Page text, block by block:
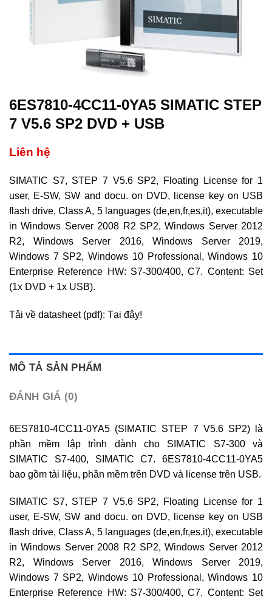
6ES7810-4CC11-0YA5 SIMATIC STEP
7 V5.6 SP2 DVD + USB
Liên hệ
SIMATIC S7, STEP 7 V5.6 SP2, Floating License for 1
user, E-SW, SW and docu. on DVD, license key on USB
flash drive, Class A, 5 languages (de,en,fr,es,it), executable
in Windows Server 2008 R2 SP2, Windows Server 2012
R2, Windows Server 2016, Windows Server 2019,
Windows 7 SP2, Windows 10 Professional, Windows 10
Enterprise Reference HW: S7-300/400, C7. Content: Set
(1x DVD + 1x USB).
Tải về datasheet (pdf): Tại đây!
MÔ TẢ SẢN PHẨM
ĐÁNH GIÁ (0)
6ES7810-4CC11-0YA5 (SIMATIC STEP 7 V5.6 SP2) là
phần mềm lập trình dành cho SIMATIC S7-300 và
SIMATIC S7-400, SIMATIC C7. 6ES7810-4CC11-0YA5
bao gồm tài liệu, phần mềm trên DVD và license trên USB.
SIMATIC S7, STEP 7 V5.6 SP2, Floating License for 1
user, E-SW, SW and docu. on DVD, license key on USB
flash drive, Class A, 5 languages (de,en,fr,es,it), executable
in Windows Server 2008 R2 SP2, Windows Server 2012
R2, Windows Server 2016, Windows Server 2019,
Windows 7 SP2, Windows 10 Professional, Windows 10
Enterprise Reference HW: S7-300/400, C7. Content: Set